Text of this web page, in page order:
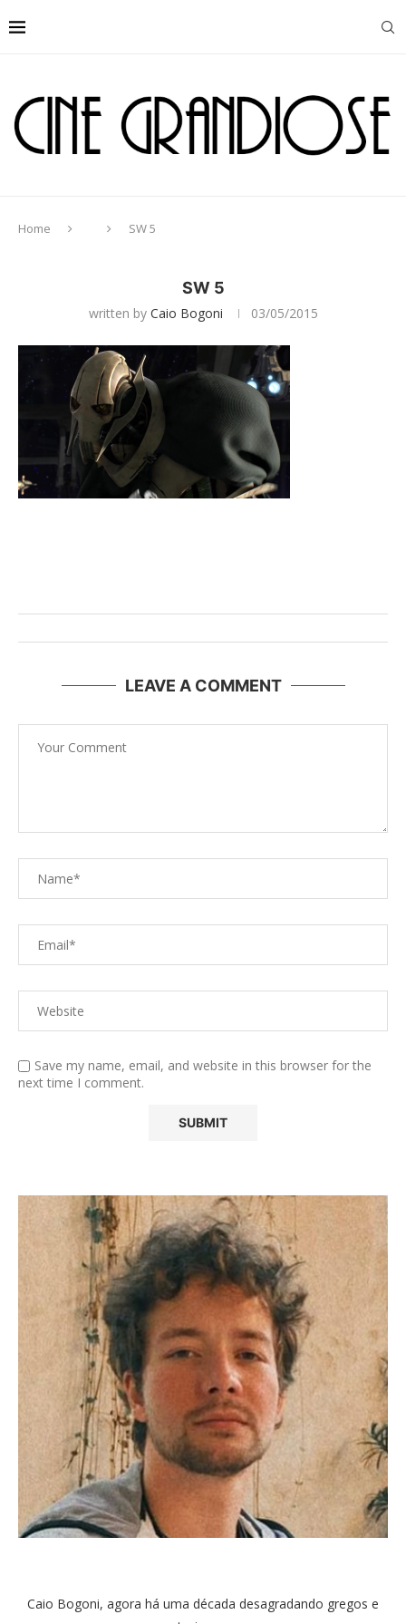
Home SW 5
SW 5
written by Caio Bogoni 03/05/2015
LEAVE A COMMENT
Save my name, email, and website in this browser for the
next time I comment.
Caio Bogoni, agora há uma década desagradando gregos e